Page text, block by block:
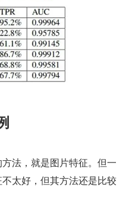
法，就是图片特征。但一
太好，但其方法还是比较